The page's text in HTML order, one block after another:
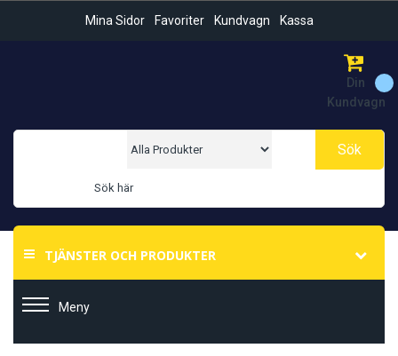
Mina Sidor Favoriter Kundvagn Kassa
Din
Kundvagn
Sök
TJÄNSTER OCH PRODUKTER
Meny